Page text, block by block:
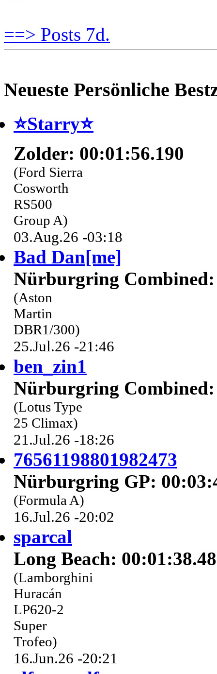
==> Posts 7d.
Neueste Persönliche
⭐️Starry⭐
Zolder: 00:01:56.190
(Ford Sierra
Cosworth
RS500
Group A)
03.Aug.26 -03:18
Bad Dan[me]
Nürburgring Combined:
(Aston
Martin
DBR1/300)
25.Jul.26 -21:46
ben_zin1
Nürburgring Combined:
(Lotus Type
25 Climax)
21.Jul.26 -18:26
76561198801982473
Nürburgring GP:
(Formula A)
16.Jul.26 -20:02
sparcal
Long Beach:
(Lamborghini
Huracán
LP620-2
Super
Trofeo)
16.Jun.26 -20:21